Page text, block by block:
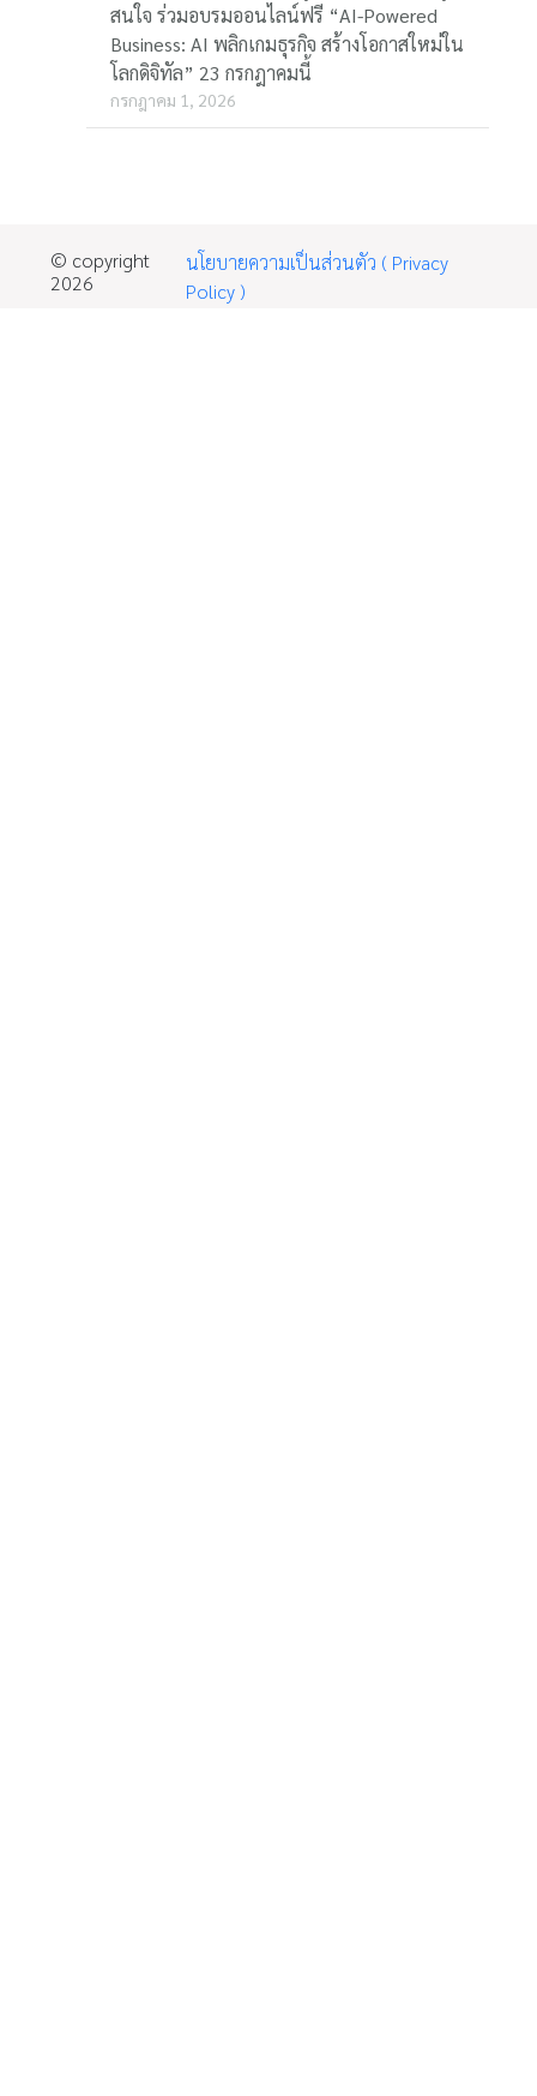
สนใจ ร่วมอบรมออนไลน์ฟรี “AI-Powered
Business: AI พลิกเกมธุรกิจ สร้างโอกาสใหม่ใน
โลกดิจิทัล” 23 กรกฎาคมนี้
กรกฎาคม 1, 2026
© copyright
2026
นโยบายความเป็นส่วนตัว ( Privacy
Policy )